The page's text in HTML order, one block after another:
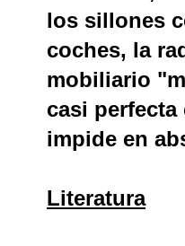
los sillones
coches, la
mobiliario
casi
impide en
Literatura